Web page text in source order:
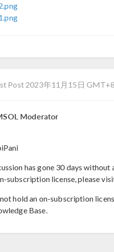
Post 2023年11月15日
Moderator
has gone 30 days
subscription license, please
hold an on-subscription
Base.